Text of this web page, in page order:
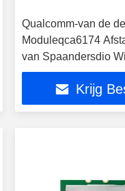
Qualcomm-van de de
Moduleqca6174
van Spaandersdio
Module2t2r Antenne
Krijg